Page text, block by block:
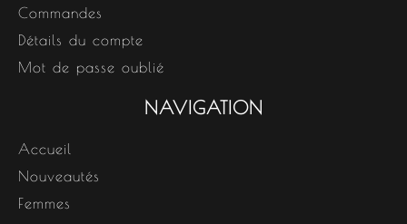
Commandes
Détails du compte
Mot de passe oublié
NAVIGATION
Accueil
Nouveautés
Femmes